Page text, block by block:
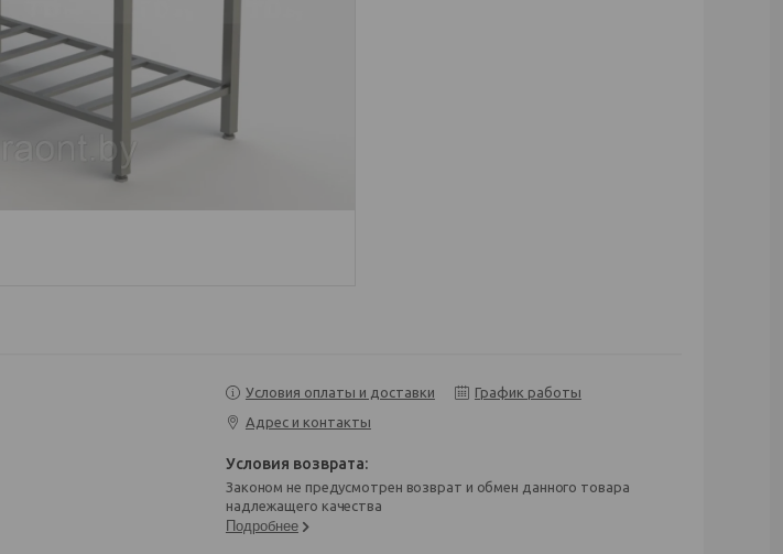
Условия оплаты и доставки
График работы
Адрес и контакты
Законом не предусмотрен возврат и обмен данного товара
надлежащего качества
Подробнее